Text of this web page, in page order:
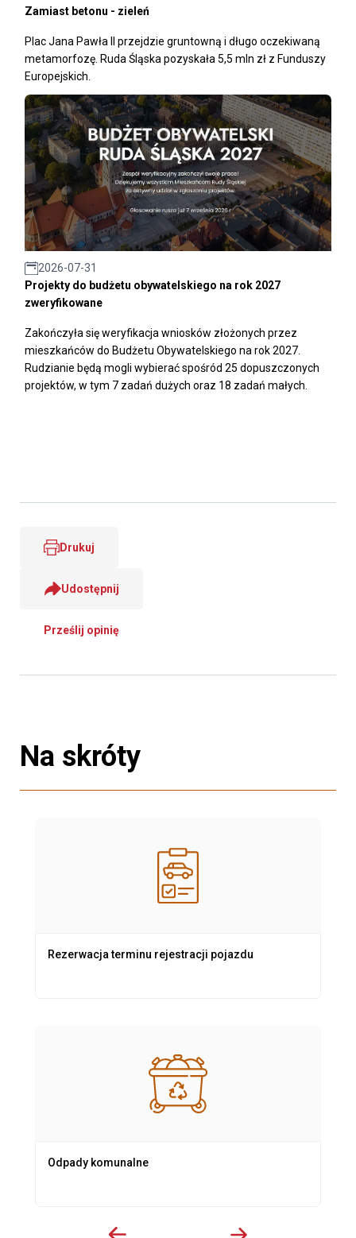
Zamiast betonu - zieleń
Plac Jana Pawła II przejdzie gruntowną i długo oczekiwaną
metamorfozę. Ruda Śląska pozyskała 5,5 mln zł z Funduszy
Europejskich.
2026-07-31
Projekty do budżetu obywatelskiego na rok 2027
zweryfikowane
Zakończyła się weryfikacja wniosków złożonych przez
mieszkańców do Budżetu Obywatelskiego na rok 2027.
Rudzianie będą mogli wybierać spośród 25 dopuszczonych
projektów, w tym 7 zadań dużych oraz 18 zadań małych.
Drukuj
Udostępnij
Prześlij opinię
Na skróty
Rezerwacja terminu rejestracji pojazdu
Odpady komunalne